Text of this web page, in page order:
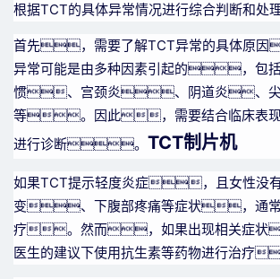
根据TCT的具体异常情况进行综合判断和处
首先，需要了解TCT异常的具体原
异常可能是由多种因素引起的，包括
惯、宫颈炎、阴道炎、尖
等。因此，需要结合临床表现
进行诊断。 TCT制片机
如果TCT提示轻度炎症，且女性没
变、下腹部疼痛等症状，通常
疗。然而，如果出现相关症
医生的建议下使用抗生素等药物进行治疗